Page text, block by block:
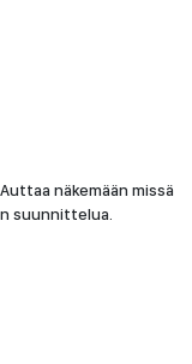
näkemään missä
suunnittelua.